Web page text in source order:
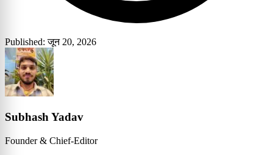
Published: जून 20, 2026
Subhash Yadav
Founder & Chief-Editor